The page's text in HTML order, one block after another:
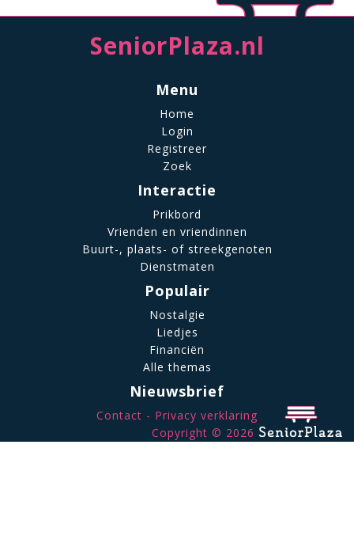
SeniorPlaza.nl
Menu
Home
Login
Registreer
Zoek
Interactie
Prikbord
Vrienden en vriendinnen
Buurt-, plaats- of streekgenoten
Dienstmaten
Populair
Nostalgie
Liedjes
Financiën
Alle themas
Nieuwsbrief
Contact
Privacy verklaring
Copyright © 2026